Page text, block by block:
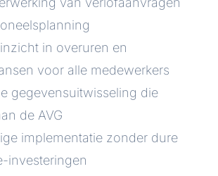
in overuren en
voor alle medewerkers
gegevensuitwisseling die
de AVG
implementatie zonder dure
investeringen